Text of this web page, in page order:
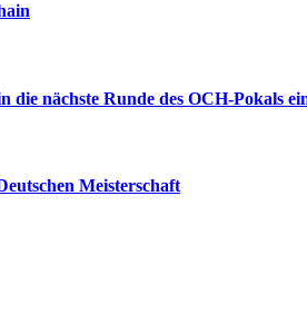
die nächste Runde des OCH-Pokals
Meisterschaft